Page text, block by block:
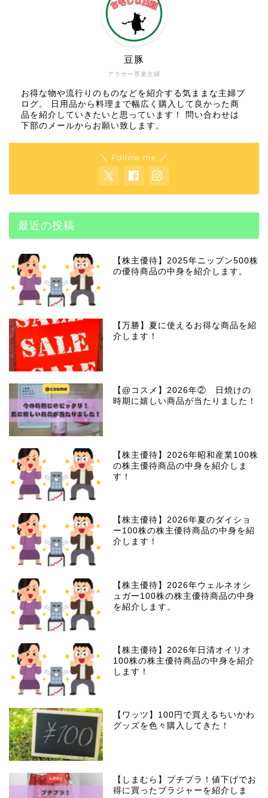
アラサー専業主婦
豆豚
お得な物や流行りのものなどを紹介する気ままな主婦ブ
ログ。 日用品から料理まで幅広く購入して良かった商
品を紹介していきたいと思っています！ 問い合わせは
下部のメールからお願い致します。
＼ Follow me ／
最近の投稿
【株主優待】2025年ニップン500株
の優待商品の中身を紹介します。
【万勝】夏に使えるお得な商品を紹
介します！
【@コスメ】2026年② 日焼けの
時期に嬉しい商品が当たりました！
【株主優待】2026年昭和産業100株
の株主優待商品の中身を紹介しま
す！
【株主優待】2026年夏のダイショ
ー100株の株主優待商品の中身を紹
介します！
【株主優待】2026年ウェルネオシ
ュガー100株の株主優待商品の中身
を紹介します。
【株主優待】2026年日清オイリオ
100株の株主優待商品の中身を紹介
します！
【ワッツ】100円で買えるちいかわ
グッズを色々購入してきた！
【しまむら】プチプラ！値下げでお
得に買ったブラジャーを紹介しま